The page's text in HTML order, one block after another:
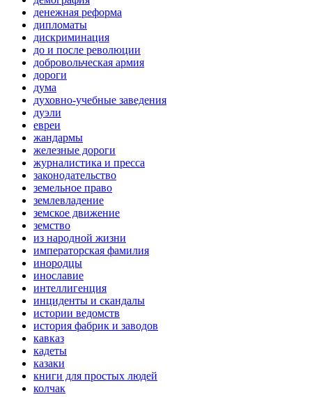
денежная реформа
дипломаты
дискриминация
до и после революции
добровольческая армия
дороги
дума
духовно-учебные заведения
дуэли
евреи
жандармы
железные дороги
журналистика и пресса
законодательство
земельное право
землевладение
земское движение
земство
из народной жизни
императорская фамилия
инородцы
инославие
интеллигенция
инциденты и скандалы
истории ведомств
история фабрик и заводов
кавказ
кадеты
казаки
книги для простых людей
колчак